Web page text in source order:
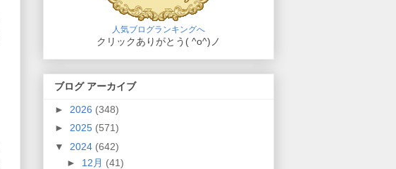
人気ブログランキングへ
クリックありがとう( ^o^)ノ
ブログ アーカイブ
► 2026 (348)
► 2025 (571)
▼ 2024 (642)
► 12月 (41)